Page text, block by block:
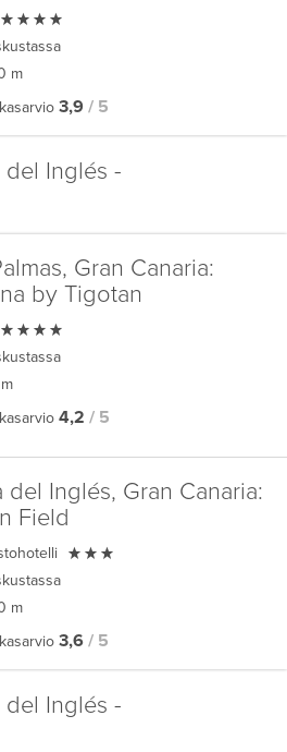

m
3,9 / 5
del Inglés -
Gran Canaria:
by Tigotan

4,2 / 5
del Inglés, Gran Canaria:
Field

m
3,6 / 5
del Inglés -